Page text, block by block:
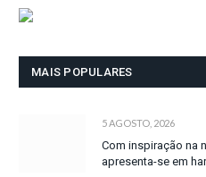
MAIS POPULARES
5 AGOSTO, 2026
Com inspiração na
apresenta-se em